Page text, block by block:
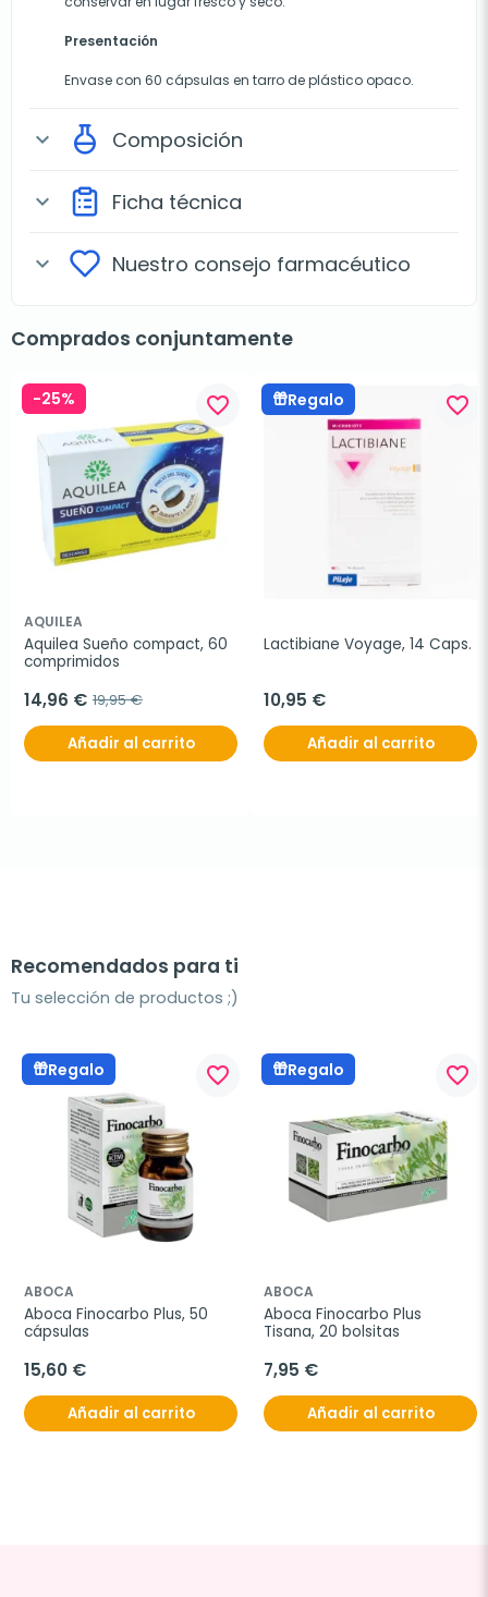
Presentación
Envase con 60 cápsulas en tarro de plástico opaco.
expand_more Composición
expand_more Ficha técnica
expand_more Nuestro consejo farmacéutico
Comprados conjuntamente
-25% favorite_border
AQUILEA
Aquilea Sueño compact, 60
comprimidos
14,96 € 19,95 €
Añadir al carrito
Regalo favorite_border
Lactibiane Voyage, 14 Caps.
10,95 €
Añadir al carrito
Recomendados para ti
Tu selección de productos ;)
Regalo favorite_border
ABOCA
Aboca Finocarbo Plus, 50
cápsulas
15,60 €
Añadir al carrito
Regalo favorite_border
ABOCA
Aboca Finocarbo Plus
Tisana, 20 bolsitas
7,95 €
Añadir al carrito